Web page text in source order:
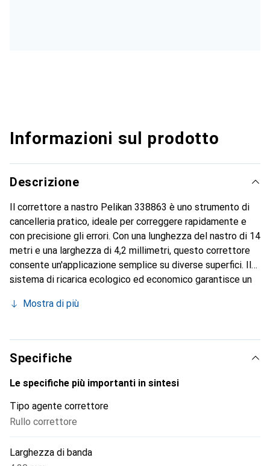
Informazioni sul prodotto
Descrizione
Il correttore a nastro Pelikan 338863 è uno strumento di
cancelleria pratico, ideale per correggere rapidamente e
con precisione gli errori. Con una lunghezza del nastro di 14
metri e una larghezza di 4,2 millimetri, questo correttore
consente un'applicazione semplice su diverse superfici. Il
sistema di ricarica ecologico ed economico garantisce un
aggiuntivi. Il correttore è privo di solventi e permette una
facile da usare. Il corpo blu e trasparente conferisce al
prodotto un aspetto moderno, rendendolo un accessorio
attraente per ogni scrivania.
Mostra di più
Specifiche
Le specifiche più importanti in sintesi
Tipo agente correttore
Rullo correttore
Larghezza di banda